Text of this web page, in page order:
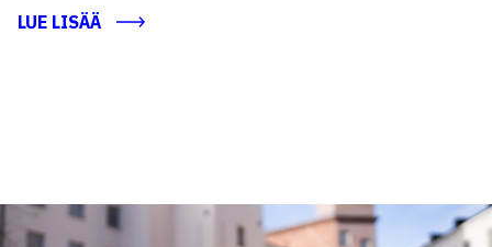
LUE LISÄÄ